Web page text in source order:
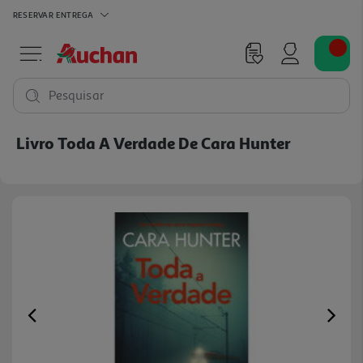
RESERVAR ENTREGA
Pesquisar
Livro Toda A Verdade De Cara Hunter
Previous